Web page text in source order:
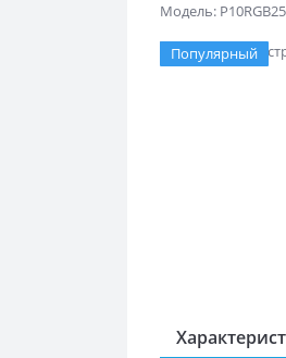
Модель:
Популярный